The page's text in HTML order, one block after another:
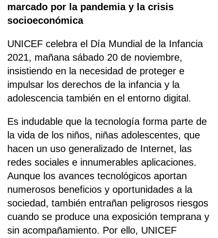
marcado por la pandemia y la crisis
socioeconómica
UNICEF celebra el Día Mundial de la Infancia
2021, mañana sábado 20 de noviembre,
insistiendo en la necesidad de proteger e
impulsar los derechos de la infancia y la
adolescencia también en el entorno digital.
Es indudable que la tecnología forma parte de
la vida de los niños, niñas adolescentes, que
hacen un uso generalizado de Internet, las
redes sociales e innumerables aplicaciones.
Aunque los avances tecnológicos aportan
numerosos beneficios y oportunidades a la
sociedad, también entrañan peligrosos riesgos
cuando se produce una exposición temprana y
sin acompañamiento. Por ello, UNICEF